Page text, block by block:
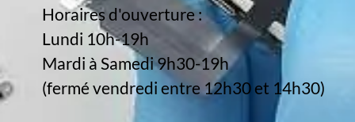
Horaires d'ouverture :
Lundi 10h-19h
Mardi à Samedi 9h30-19h
(fermé vendredi entre 12h30 et 14h30)